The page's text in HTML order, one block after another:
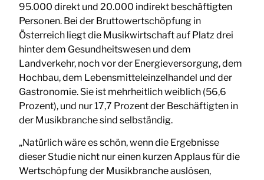
95.000 direkt und 20.000 indirekt beschäftigten
Personen. Bei der Bruttowertschöpfung in
Österreich liegt die Musikwirtschaft auf Platz drei
hinter dem Gesundheitswesen und dem
Landverkehr, noch vor der Energieversorgung, dem
Hochbau, dem Lebensmitteleinzelhandel und der
Gastronomie. Sie ist mehrheitlich weiblich (56,6
Prozent), und nur 17,7 Prozent der Beschäftigten in
der Musikbranche sind selbständig.
„Natürlich wäre es schön, wenn die Ergebnisse
dieser Studie nicht nur einen kurzen Applaus für die
Wertschöpfung der Musikbranche auslösen,